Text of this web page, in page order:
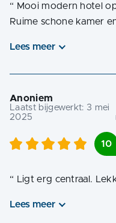
“ Mooi modern hotel
Ruime schone kamer
Lees meer
Anoniem
Laatst bijgewerkt: 3 mei
2025
10
“ Ligt erg centraal.
Lees meer